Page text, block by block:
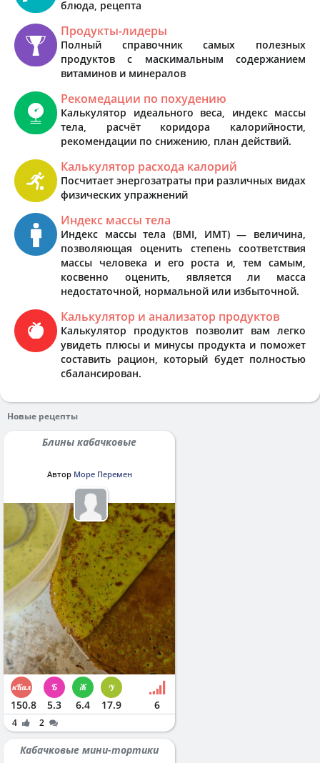
блюда, рецепта
Продукты-лидеры
Полный справочник самых полезных
продуктов с маскимальным содержанием
витаминов и минералов
Рекомедации по похудению
Калькулятор идеального веса, индекс массы
тела, расчёт коридора калорийности,
рекомендации по снижению, план действий.
Калькулятор расхода калорий
Посчитает энергозатраты при различных видах
физических упражнений
Индекс массы тела
Индекс массы тела (BMI, ИМТ) — величина,
позволяющая оценить степень соответствия
массы человека и его роста и, тем самым,
косвенно оценить, является ли масса
недостаточной, нормальной или избыточной.
Калькулятор и анализатор продуктов
Калькулятор продуктов позволит вам легко
увидеть плюсы и минусы продукта и поможет
составить рацион, который будет полностью
сбалансирован.
Новые рецепты
Блины кабачковые
Автор Море Перемен
150.8 5.3 6.4 17.9 6
4 2
Кабачковые мини-тортики